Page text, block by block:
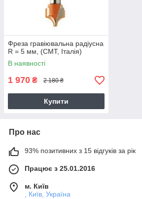
Фреза гравіювальна радіусна
R = 5 мм, (СМТ, Італія)
В наявності
1 970 ₴ 2 180 ₴
Купити
Про нас
93% позитивних з 15 відгуків за рік
Працює з 25.01.2016
м. Київ
, Київ, Україна